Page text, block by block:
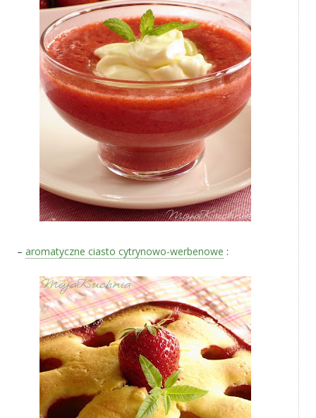
– aromatyczne ciasto cytrynowo-werbenowe :